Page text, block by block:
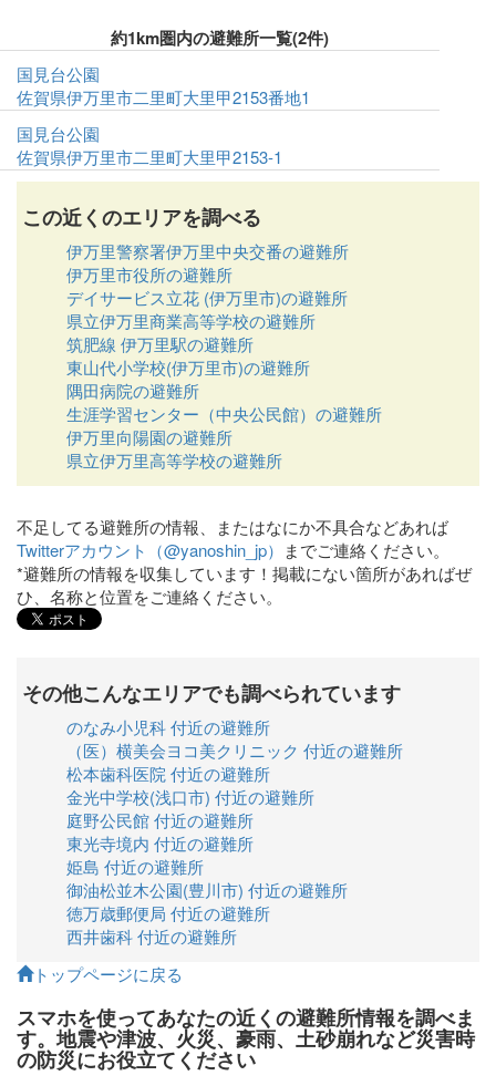
約1km圏内の避難所一覧(2件)
国見台公園
佐賀県伊万里市二里町大里甲2153番地1
国見台公園
佐賀県伊万里市二里町大里甲2153-1
この近くのエリアを調べる
伊万里警察署伊万里中央交番の避難所
伊万里市役所の避難所
デイサービス立花 (伊万里市)の避難所
県立伊万里商業高等学校の避難所
筑肥線 伊万里駅の避難所
東山代小学校(伊万里市)の避難所
隅田病院の避難所
生涯学習センター（中央公民館）の避難所
伊万里向陽園の避難所
県立伊万里高等学校の避難所
不足してる避難所の情報、またはなにか不具合などあれば
Twitterアカウント（@yanoshin_jp） までご連絡ください。
*避難所の情報を収集しています！掲載にない箇所があればぜ
ひ、名称と位置をご連絡ください。
その他こんなエリアでも調べられています
のなみ小児科 付近の避難所
（医）横美会ヨコ美クリニック 付近の避難所
松本歯科医院 付近の避難所
金光中学校(浅口市) 付近の避難所
庭野公民館 付近の避難所
東光寺境内 付近の避難所
姫島 付近の避難所
御油松並木公園(豊川市) 付近の避難所
徳万歳郵便局 付近の避難所
西井歯科 付近の避難所
トップページに戻る
スマホを使ってあなたの近くの避難所情報を調べま
す。地震や津波、火災、豪雨、土砂崩れなど災害時
の防災にお役立てください